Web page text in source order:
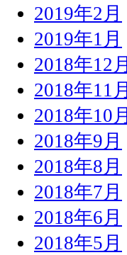
2019年2月
2019年1月
2018年12月
2018年11月
2018年10月
2018年9月
2018年8月
2018年7月
2018年6月
2018年5月